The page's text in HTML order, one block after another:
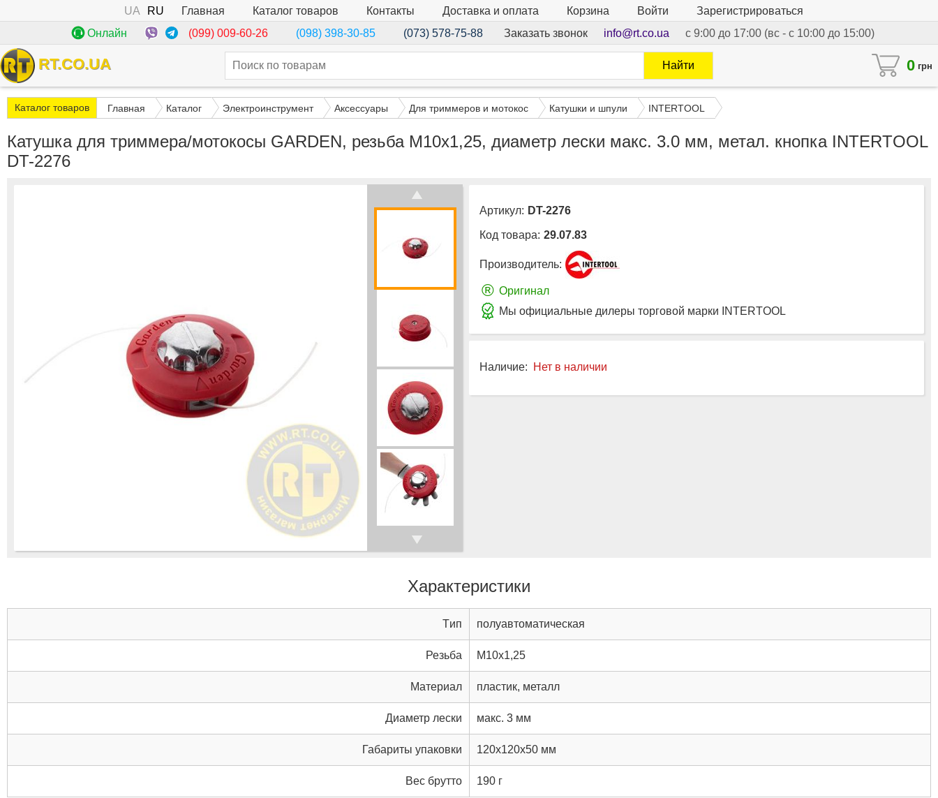
UA RU Главная Каталог товаров Контакты Доставка и оплата Корзина Войти
Зарегистрироваться
Онлайн
(099) 009-60-26 (098) 398-30-85 (073) 578-75-88 Заказать звонок info@rt.co.ua с 9:00 до 17:00 (вс - с 10:00 до 15:00)
RT.CO.UA 0 грн
Найти
Каталог товаров Главная Каталог Электроинструмент Аксессуары Для триммеров и мотокос Катушки и шпули INTERTOOL
Катушка для триммера/мотокосы GARDEN, резьба М10х1,25, диаметр лески макс. 3.0 мм, метал. кнопка INTERTOOL
DT-2276
Артикул: DT-2276
Код товара: 29.07.83
Производитель:
® Оригинал
Мы официальные дилеры торговой марки INTERTOOL
Наличие: Нет в наличии
Характеристики
Tип полуавтоматическая
Резьба М10х1,25
Материал пластик, металл
Диаметр лески макс. 3 мм
Габариты упаковки 120x120x50 мм
Вес брутто 190 г